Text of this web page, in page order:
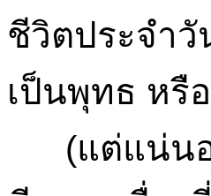
ชีวิตประจำ
เป็นพุทธ หรื
(แต่แน่นอ